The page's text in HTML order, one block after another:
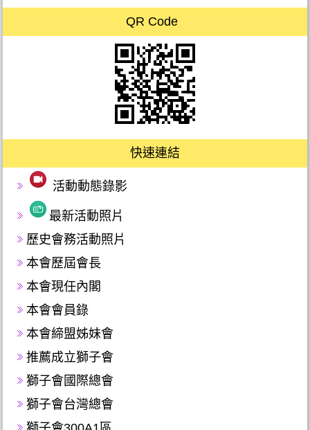
QR Code
快速連結
活動動態錄影
最新活動照片
歷史會務活動照片
本會歷屆會長
本會現任內閣
本會會員錄
本會締盟姊妹會
推薦成立獅子會
獅子會國際總會
獅子會台灣總會